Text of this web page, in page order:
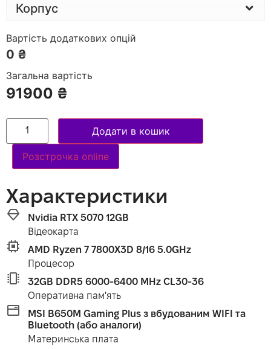
Корпус
Вартість додаткових опцій
0 ₴
Загальна вартість
91900 ₴
Додати в кошик
Розстрочка online
Характеристики
Nvidia RTX 5070 12GB
Відеокарта
AMD Ryzen 7 7800X3D 8/16 5.0GHz
Процесор
32GB DDR5 6000-6400 MHz CL30-36
Оперативна пам'ять
MSI B650M Gaming Plus з вбудованим WIFI та
Bluetooth (або аналоги)
Материнська плата